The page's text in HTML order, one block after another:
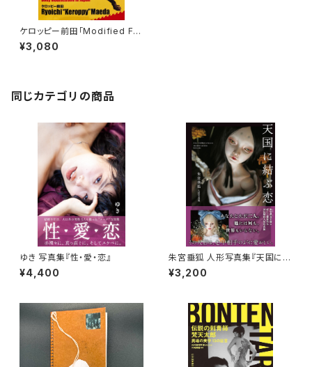
ケロッピー前田「Modified Fut
ure モディファイド・フューチャ
ー」サイン本
¥3,080
同じカテゴリの商品
ゆき 写真集『性・愛・恋』
¥4,400
朱宮垂狐 人形写真集『天国に結
ぶ恋』直筆サイン入り
¥3,200